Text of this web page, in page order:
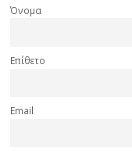
Όνομα
Επίθετο
Email